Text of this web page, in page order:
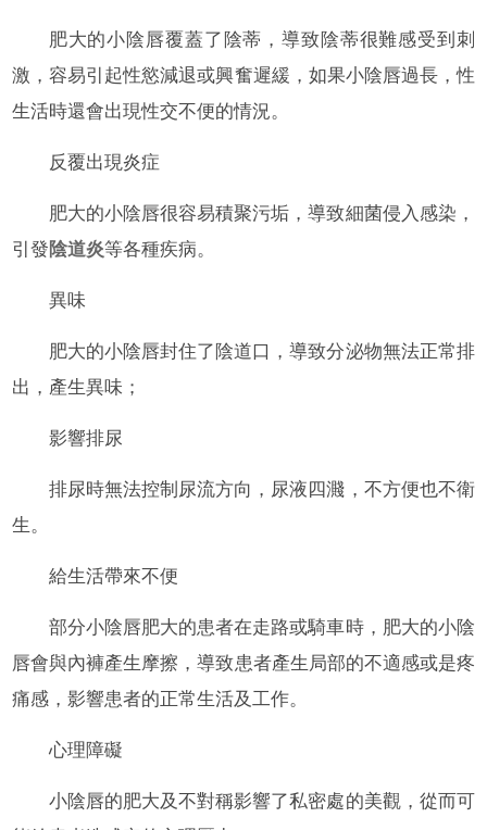
肥大的小陰唇覆蓋了陰蒂，導致陰蒂很難感受到刺
激，容易引起性慾減退或興奮遲緩，如果小陰唇過長，性
生活時還會出現性交不便的情況。
反覆出現炎症
肥大的小陰唇很容易積聚污垢，導致細菌侵入感染，
引發陰道炎等各種疾病。
異味
肥大的小陰唇封住了陰道口，導致分泌物無法正常排
出，產生異味；
影響排尿
排尿時無法控制尿流方向，尿液四濺，不方便也不衛
生。
給生活帶來不便
部分小陰唇肥大的患者在走路或騎車時，肥大的小陰
唇會與內褲產生摩擦，導致患者產生局部的不適感或是疼
痛感，影響患者的正常生活及工作。
心理障礙
小陰唇的肥大及不對稱影響了私密處的美觀，從而可